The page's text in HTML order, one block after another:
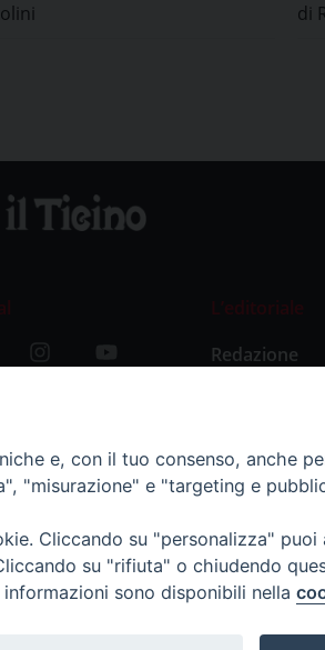
di
L’editoriale
Redazione
e, con il tuo consenso, anche
"misurazione" e "targeting e
Cliccando su "personalizza"
su "rifiuta" o chiudendo
sono disponibili nella